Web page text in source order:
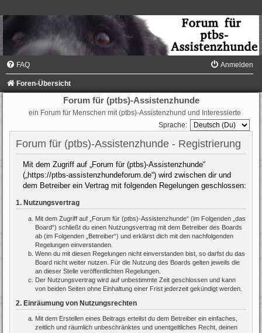
FAQ Anmelden
Foren-Übersicht
Forum für (ptbs)-Assistenzhunde
ein Forum für Menschen mit (ptbs)-Assistenzhund und Interessierte
Sprache:
Forum für (ptbs)-Assistenzhunde - Registrierung
Mit dem Zugriff auf „Forum für (ptbs)-Assistenzhunde“
(„https://ptbs-assistenzhundeforum.de“) wird zwischen dir und
dem Betreiber ein Vertrag mit folgenden Regelungen geschlossen:
1. Nutzungsvertrag
Mit dem Zugriff auf „Forum für (ptbs)-Assistenzhunde“ (im Folgenden „das
Board“) schließt du einen Nutzungsvertrag mit dem Betreiber des Boards
ab (im Folgenden „Betreiber“) und erklärst dich mit den nachfolgenden
Regelungen einverstanden.
Wenn du mit diesen Regelungen nicht einverstanden bist, so darfst du das
Board nicht weiter nutzen. Für die Nutzung des Boards gelten jeweils die
an dieser Stelle veröffentlichten Regelungen.
Der Nutzungsvertrag wird auf unbestimmte Zeit geschlossen und kann
von beiden Seiten ohne Einhaltung einer Frist jederzeit gekündigt werden.
2. Einräumung von Nutzungsrechten
Mit dem Erstellen eines Beitrags erteilst du dem Betreiber ein einfaches,
zeitlich und räumlich unbeschränktes und unentgeltliches Recht, deinen